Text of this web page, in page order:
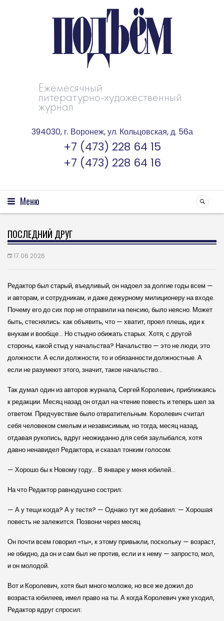
Ежемесячный
литературно-художественный
журнал
394030, г. Воронеж, ул. Кольцовская, д. 56а
+7 (473) 228 64 15
+7 (473) 228 64 16
Меню
ПОСЛЕДНИЙ ДРУГ
17.06.2026
Редактор был старый, въедливый, он надоел за долгие годы всем —
и авторам, и сотрудникам, и даже дежурному милиционеру на входе.
Почему его до сих пор не отправили на пенсию, было неясно. Может
быть, стеснялись: как объявить, что — хватит, проел плешь, иди к
внукам и вообще… Но стыдно обижать старых. Хотя, с другой
стороны, какой стыд у начальства? Начальство — это не люди, это
должности. А если должности, то и обязанности должностные. А
если не разумеют этого, значит, такое начальство…
Так думал один из авторов журнала, Сергей Королевич, приближаясь
к редакции. Месяц назад он отдал на чтение повесть и теперь шел за
ответом. Предчувствие было отвратительным. Королевич считал
себя человеком смелым и независимым, но тогда, месяц назад,
отдавая рукопись, вдруг неожиданно для себя заулыбался, хотя
давно ненавидел Редактора, и сказал тонким голосом:
— Хорошо бы к Новому году… В январе у меня юбилей…
На что Редактор равнодушно сострил:
— А у тещи когда? А у тестя? — Однако тут же добавил: — Хорошая
повесть не залежится. Позвони через месяц.
Он почти всем говорил «ты», к этому привыкли, поскольку — возраст,
не обидно, да он и сам был не против, если и к нему — запросто, мол,
и он молодой.
Вот и Королевич, хотя был много моложе, но все же дожил до
возраста юбилеев, имел право на ты. А когда Королевич уже уходил,
Редактор вдруг спросил: